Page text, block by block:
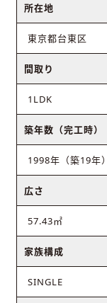
所在地
東京都台東区
間取り
1LDK
築年数（完工時）
1998年（築19年）
広さ
57.43㎡
家族構成
SINGLE